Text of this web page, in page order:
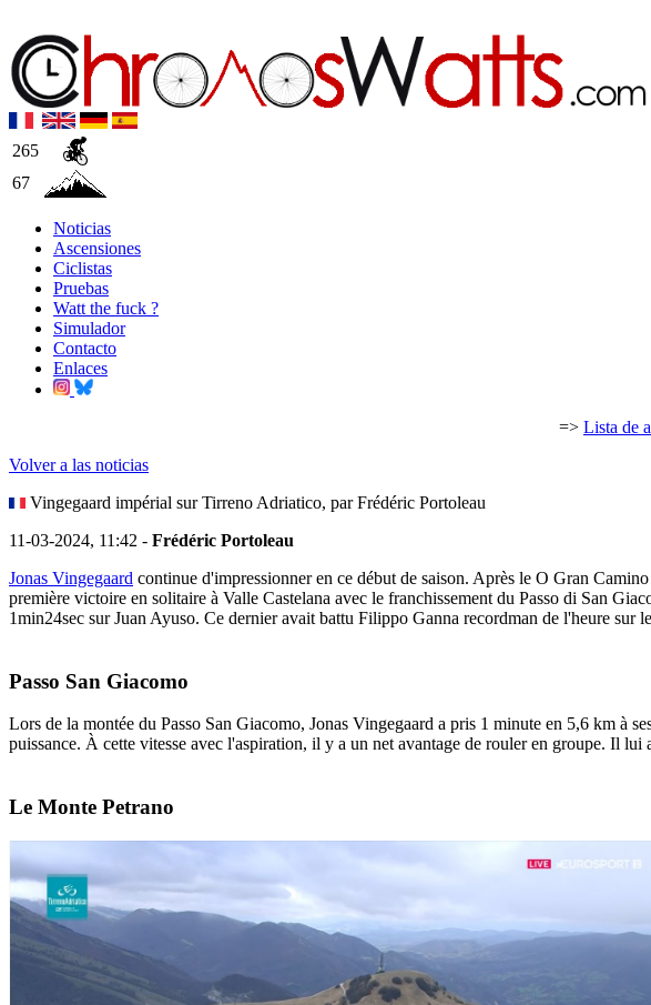
265
67
Noticias
Ascensiones
Ciclistas
Pruebas
Watt the fuck ?
Simulador
Contacto
Enlaces
=> Lista de
Volver a las noticias
Vingegaard impérial sur Tirreno Adriatico, par Frédéric Portoleau
11-03-2024, 11:42 - Frédéric Portoleau
Jonas Vingegaard continue d'impressionner en ce début de saison. Après le O Gran
première victoire en solitaire à Valle Castelana avec le franchissement du Passo di San
1min24sec sur Juan Ayuso. Ce dernier avait battu Filippo Ganna recordman de l'heure sur
Passo San Giacomo
Lors de la montée du Passo San Giacomo, Jonas Vingegaard a pris 1 minute en 5,6 km à
puissance. À cette vitesse avec l'aspiration, il y a un net avantage de rouler en groupe. Il
Le Monte Petrano